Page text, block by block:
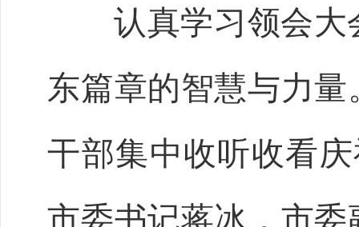
认真学习领会大
东篇章的智慧与力
干部集中收听收看
市委书记蒋冰，市